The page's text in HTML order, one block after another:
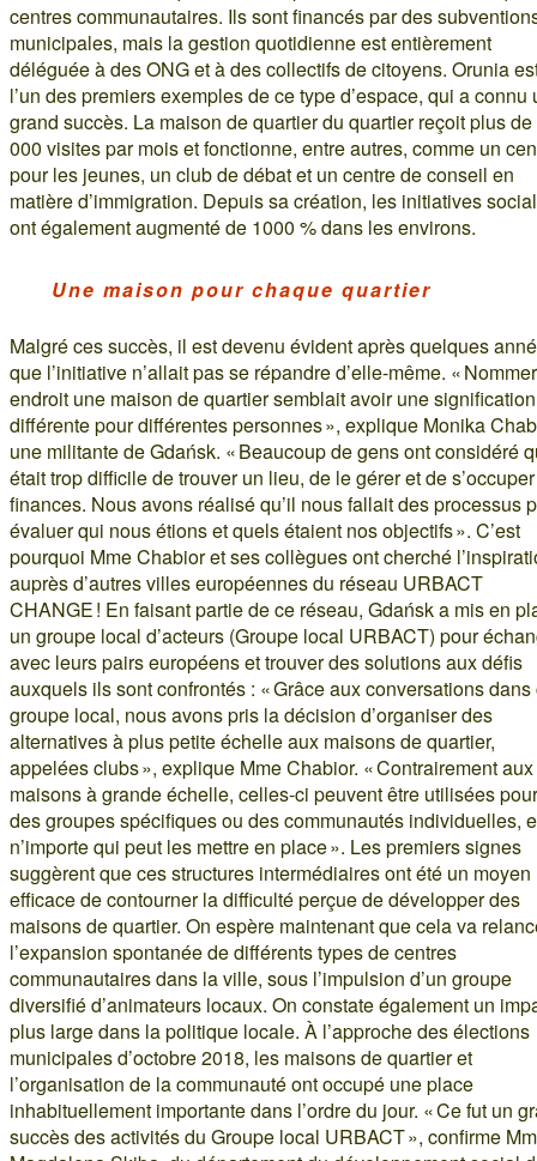
centres communautaires. Ils sont financés par des
municipales, mais la gestion quotidienne est entièrement
déléguée à des ONG et à des collectifs de citoyens. Orunia
l’un des premiers exemples de ce type d’espace, qui a connu
grand succès. La maison de quartier du quartier reçoit plus de
000 visites par mois et fonctionne, entre autres, comme un
pour les jeunes, un club de débat et un centre de conseil en
matière d’immigration. Depuis sa création, les initiatives
ont également augmenté de 1000 % dans les environs.
Une maison pour chaque quartier
Malgré ces succès, il est devenu évident après quelques
que l’initiative n’allait pas se répandre d’elle-même. «
endroit une maison de quartier semblait avoir une signification
différente pour différentes personnes », explique Monika
une militante de Gdańsk. « Beaucoup de gens ont considéré
était trop difficile de trouver un lieu, de le gérer et de
finances. Nous avons réalisé qu’il nous fallait des processus
évaluer qui nous étions et quels étaient nos objectifs ». C’est
pourquoi Mme Chabior et ses collègues ont cherché
auprès d’autres villes européennes du réseau URBACT
CHANGE ! En faisant partie de ce réseau, Gdańsk a mis en
un groupe local d’acteurs (Groupe local URBACT) pour
avec leurs pairs européens et trouver des solutions aux défis
auxquels ils sont confrontés : « Grâce aux conversations dans
groupe local, nous avons pris la décision d’organiser des
alternatives à plus petite échelle aux maisons de quartier,
appelées clubs », explique Mme Chabior. « Contrairement aux
maisons à grande échelle, celles-ci peuvent être utilisées pour
des groupes spécifiques ou des communautés individuelles,
n’importe qui peut les mettre en place ». Les premiers signes
suggèrent que ces structures intermédiaires ont été un moyen
efficace de contourner la difficulté perçue de développer des
maisons de quartier. On espère maintenant que cela va
l’expansion spontanée de différents types de centres
communautaires dans la ville, sous l’impulsion d’un groupe
diversifié d’animateurs locaux. On constate également un
plus large dans la politique locale. À l’approche des élections
municipales d’octobre 2018, les maisons de quartier et
l’organisation de la communauté ont occupé une place
inhabituellement importante dans l’ordre du jour. « Ce fut un
succès des activités du Groupe local URBACT », confirme